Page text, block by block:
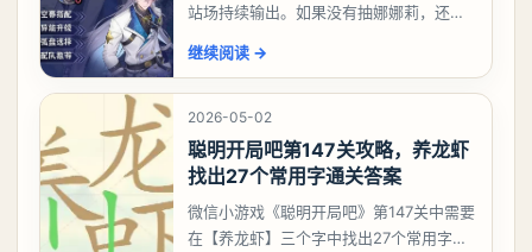
站场持续输出。如果没有抽娜娜莉，还没
有娜娜莉缺另外一个二队C想打深渊也可以
考虑养个白藏
继续阅读 →
2026-05-02
聪明开局吧第147关攻略，养龙虾
找出27个常用字通关答案
微信小游戏《聪明开局吧》第147关中需要
在【养龙虾】三个字中找出27个常用字，